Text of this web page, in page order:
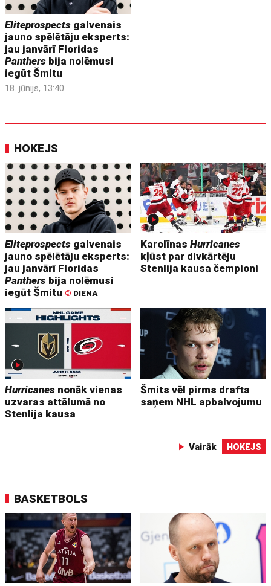
Eliteprospects galvenais
jauno spēlētāju eksperts:
jau janvārī Floridas
Panthers bija nolēmusi
iegūt Šmitu
18. jūnijs, 13:40
HOKEJS
Eliteprospects galvenais
jauno spēlētāju eksperts:
jau janvārī Floridas
Panthers bija nolēmusi
iegūt Šmitu © DIENA
KarolīnasHurricanes
kļūst par divkārtēju
Stenlija kausa čempioni
Hurricanes nonāk vienas
uzvaras attālumā no
Stenlija kausa
Šmits vēl pirms drafta
saņem NHL apbalvojumu
Vairāk HOKEJS
BASKETBOLS